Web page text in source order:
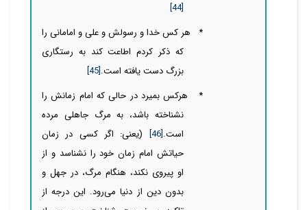
[44]
* هر کس خدا و رسولش و علی و امامانی را
که ذکر کردم اطاعت کند به رستگاری
بزرگ دست یافته است.[45]
* هرکس بمیرد در حالی که امام زمانش را
نشناخته باشد، به مرگ جاهلی مرده
است.[46]
(یعنی: اگر کسی در زمان
حیاتش امام زمان خود را نشناسد و از
او پیروی نکند، هنگام مرگ، در جهل و
بدون دین از دنیامی‌رود. این درجه از